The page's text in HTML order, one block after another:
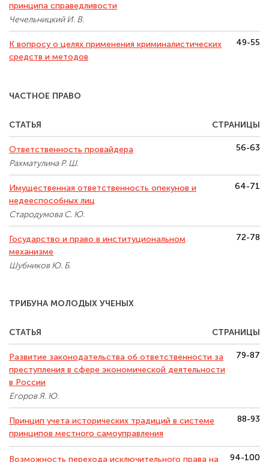
принципа справедливости
Чечельницкий И. В.
К вопросу о целях применения криминалистических
средств и методов
49-55
ЧАСТНОЕ ПРАВО
СТАТЬЯ СТРАНИЦЫ
Ответственность провайдера
Рахматулина Р. Ш.
56-63
Имущественная ответственность опекунов и
недееспособных лиц
Стародумова С. Ю.
64-71
Государство и право в институциональном
механизме
Шубников Ю. Б.
72-78
ТРИБУНА МОЛОДЫХ УЧЕНЫХ
СТАТЬЯ СТРАНИЦЫ
Развитие законодательства об ответственности за
преступления в сфере экономической деятельности
в России
Егоров Я. Ю.
79-87
Принцип учета исторических традиций в системе
принципов местного самоуправления
88-93
Возможность перехода исключительного права на
94-100